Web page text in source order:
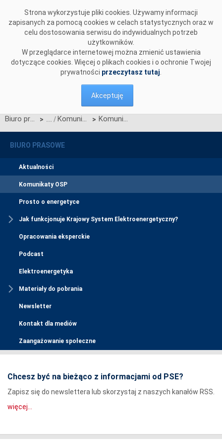
Strona wykorzystuje pliki cookies. Używamy informacji
zapisanych za pomocą cookies w celach statystycznych oraz w
celu dostosowania serwisu do indywidualnych potrzeb
użytkowników.
W przeglądarce internetowej można zmienić ustawienia
dotyczące cookies. Więcej o plikach cookies i o ochronie Twojej
prywatności przeczytasz tutaj
Akceptuję
Biuro prasowe > Komunikaty OSP > Komunikat OSP dotyczący zawieszenia procesu Jednolitego łączenia Rynków Dnia Bieżącego w dniu 14.09.2021.
BIURO PRASOWE
Aktualności
Komunikaty OSP
Prosto o energetyce
Jak funkcjonuje Krajowy System Elektroenergetyczny?
Opracowania eksperckie
Podcast
Elektroenergetyka
Materiały do pobrania
Newsletter
Kontakt dla mediów
Zaangażowanie społeczne
Chcesz być na bieżąco z informacjami od PSE?
Zapisz się do newslettera lub skorzystaj z naszych kanałów RSS.
więcej...